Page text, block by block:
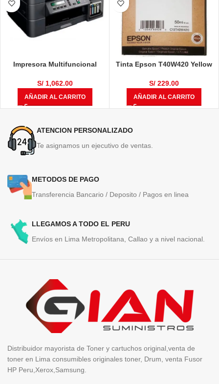
Impresora Multifuncional
S/1,062.00
AÑADIR AL CARRITO
Tinta Epson T40W420 Yellow
S/229.00
AÑADIR AL CARRITO
ATENCION PERSONALIZADO
Te asignamos un ejecutivo de ventas.
METODOS DE PAGO
Transferencia Bancario / Deposito / Pagos en linea
LLEGAMOS A TODO EL PERU
Envíos en Lima Metropolitana, Callao y a nivel nacional.
Distribuidor mayorista de Toner y cartuchos original,venta de
toner en Lima consumibles originales toner, Drum, venta Fusor
HP Peru,Xerox,Samsung.